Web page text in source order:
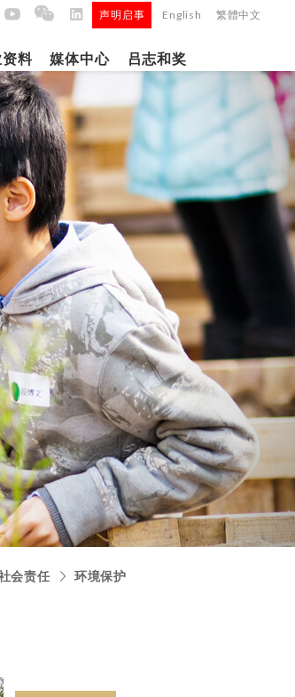
声明启事 English 繁體中文
料 媒体中心 吕志和奖
会责任 环境保护